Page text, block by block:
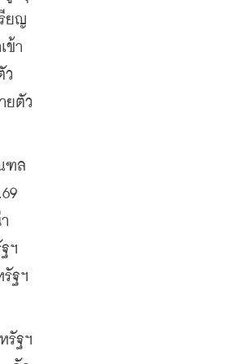
ยญ
ข้า
ว
ยตัว
ฑล
ฯ
ฐฯ
รัฐฯ